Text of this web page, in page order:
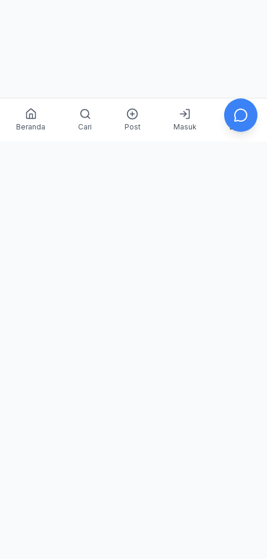
Beranda Cari Post Masuk Daftar